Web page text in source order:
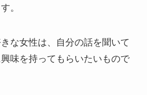
。
な女性は、自分の話を聞いて
味を持ってもらいたいもので